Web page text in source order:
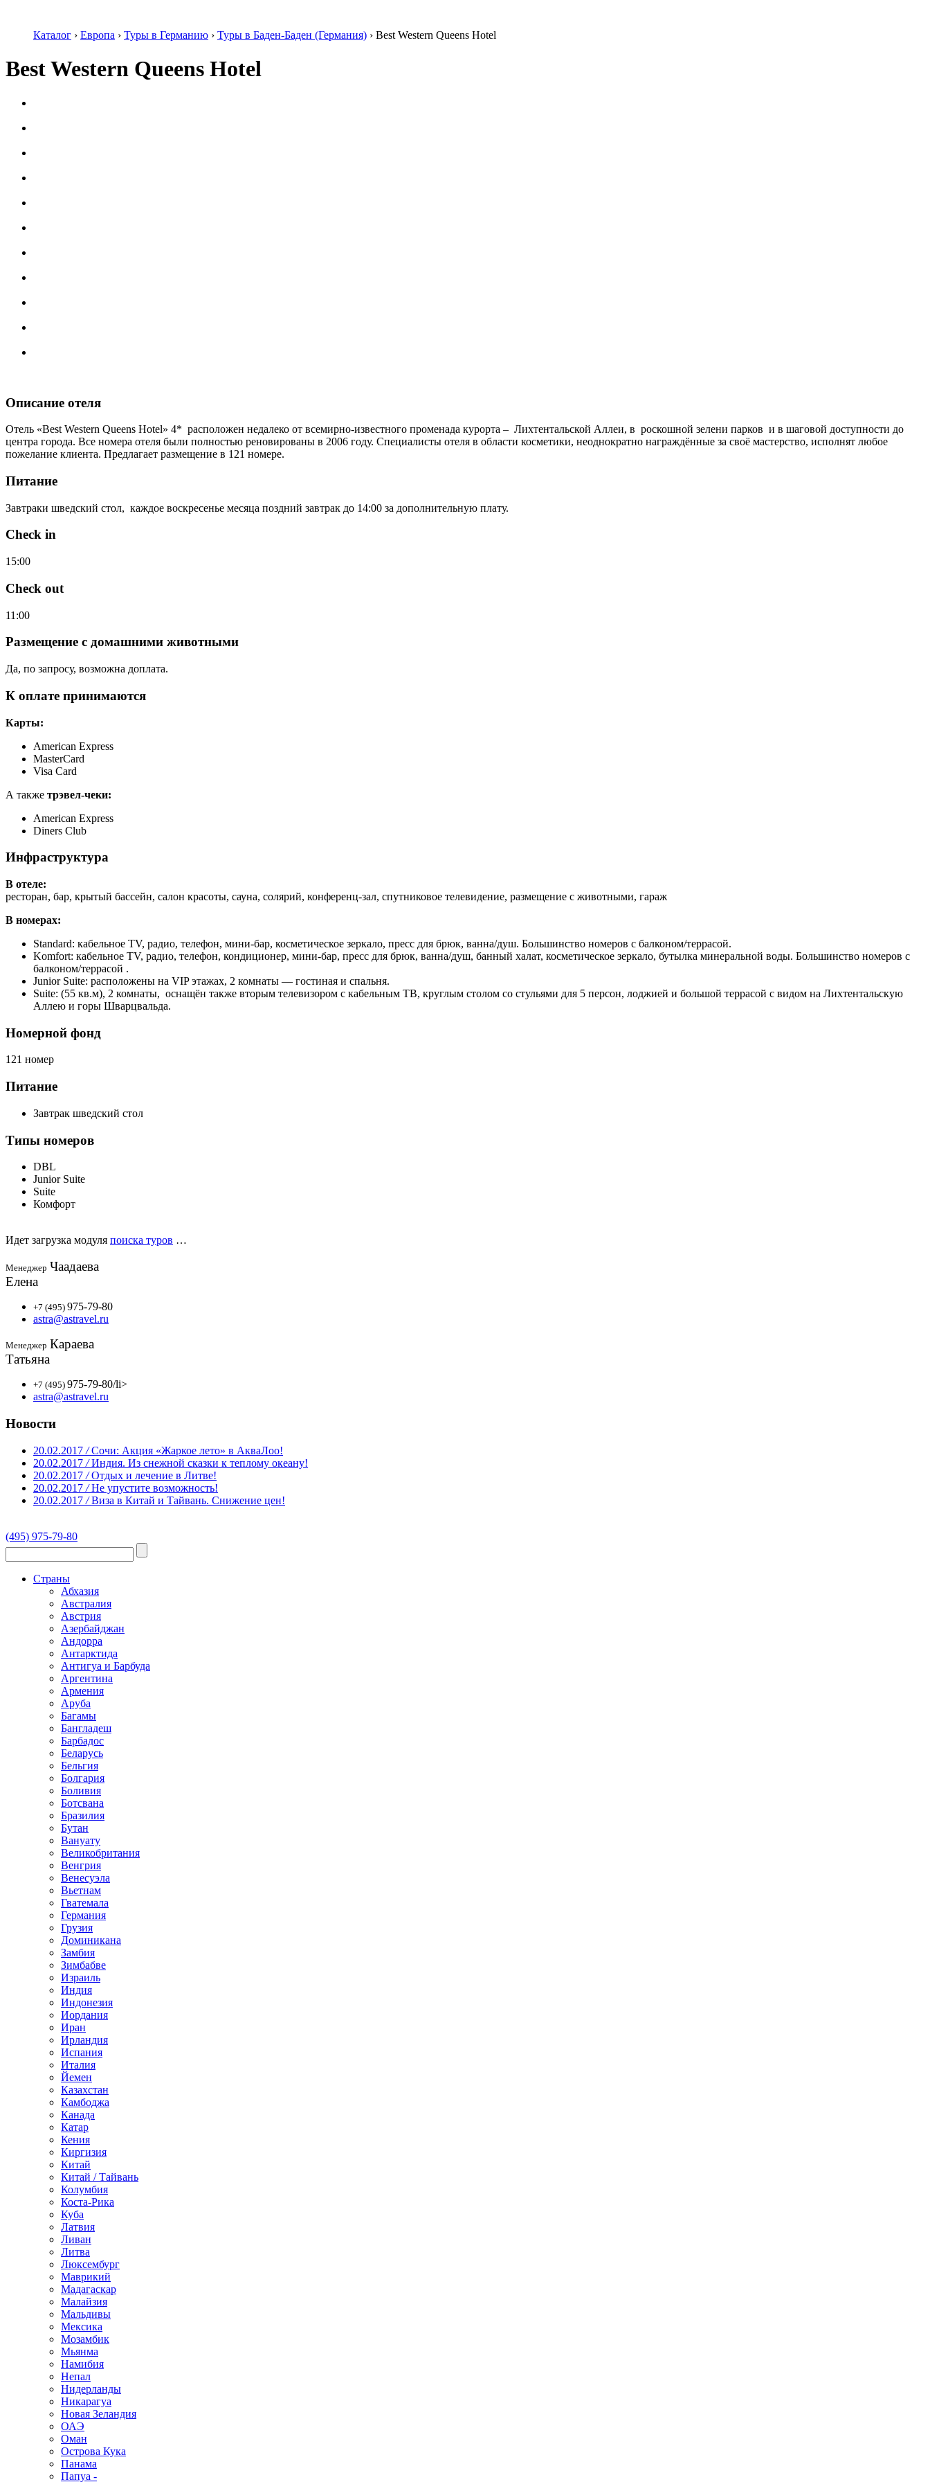
Каталог › Европа › Туры в Германию › Туры в Баден-Баден (Германия) › Best Western Queens Hotel
Best Western Queens Hotel
Описание отеля
Отель «Best Western Queens Hotel» 4* расположен недалеко от всемирно-известного променада курорта – Лихтентальской Аллеи, в роскошной зелени парков и в шаговой доступности до
центра города. Все номера отеля были полностью реновированы в 2006 году. Специалисты отеля в области косметики, неоднократно награждённые за своё мастерство, исполнят любое
пожелание клиента. Предлагает размещение в 121 номере.
Питание
Завтраки шведский стол, каждое воскресенье месяца поздний завтрак до 14:00 за дополнительную плату.
Check in
15:00
Check out
11:00
Размещение с домашними животными
Да, по запросу, возможна доплата.
К оплате принимаются
Карты:
American Express
MasterCard
Visa Card
А также трэвел-чеки:
American Express
Diners Club
Инфраструктура
В отеле:
ресторан, бар, крытый бассейн, салон красоты, сауна, солярий, конференц-зал, спутниковое телевидение, размещение с животными, гараж
В номерах:
Standard: кабельное TV, радио, телефон, мини-бар, косметическое зеркало, пресс для брюк, ванна/душ. Большинство номеров с балконом/террасой.
Komfort: кабельное TV, радио, телефон, кондиционер, мини-бар, пресс для брюк, ванна/душ, банный халат, косметическое зеркало, бутылка минеральной воды. Большинство номеров с
балконом/террасой .
Junior Suite: расположены на VIP этажах, 2 комнаты — гостиная и спальня.
Suite: (55 кв.м), 2 комнаты, оснащён также вторым телевизором с кабельным ТВ, круглым столом со стульями для 5 персон, лоджией и большой террасой с видом на Лихтентальскую
Аллею и горы Шварцвальда.
Номерной фонд
121 номер
Питание
Завтрак шведский стол
Типы номеров
DBL
Junior Suite
Suite
Комфорт
Идет загрузка модуля поиска туров …
Менеджер Чаадаева
Елена
+7 (495) 975-79-80
astra@astravel.ru
Менеджер Караева
Татьяна
+7 (495) 975-79-80/li>
astra@astravel.ru
Новости
20.02.2017 / Сочи: Акция «Жаркое лето» в АкваЛоо!
20.02.2017 / Индия. Из снежной сказки к теплому океану!
20.02.2017 / Отдых и лечение в Литве!
20.02.2017 / Не упустите возможность!
20.02.2017 / Виза в Китай и Тайвань. Снижение цен!
(495) 975-79-80
Страны
Абхазия
Австралия
Австрия
Азербайджан
Андорра
Антарктида
Антигуа и Барбуда
Аргентина
Армения
Аруба
Багамы
Бангладеш
Барбадос
Беларусь
Бельгия
Болгария
Боливия
Ботсвана
Бразилия
Бутан
Вануату
Великобритания
Венгрия
Венесуэла
Вьетнам
Гватемала
Германия
Грузия
Доминикана
Замбия
Зимбабве
Израиль
Индия
Индонезия
Иордания
Иран
Ирландия
Испания
Италия
Йемен
Казахстан
Камбоджа
Канада
Катар
Кения
Киргизия
Китай
Китай / Тайвань
Колумбия
Коста-Рика
Куба
Латвия
Ливан
Литва
Люксембург
Маврикий
Мадагаскар
Малайзия
Мальдивы
Мексика
Мозамбик
Мьянма
Намибия
Непал
Нидерланды
Никарагуа
Новая Зеландия
ОАЭ
Оман
Острова Кука
Панама
Папуа -